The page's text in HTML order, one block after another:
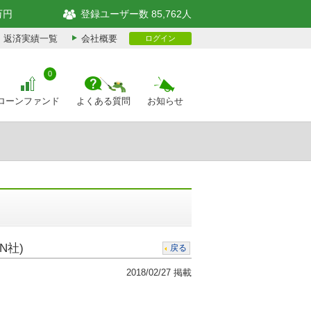
円 登録ユーザー数 85,762人
返済実績一覧 会社概要 ログイン
ーンファンド
0
よくある質問 お知らせ
社) 戻る
2018/02/27 掲載